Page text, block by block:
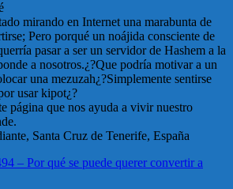
mirando en Internet una marabunta de
Pero porqué un noájida consciente de
pasar a ser un servidor de Hashem a la
a nosotros.¿?Que podría motivar a un
una mezuzah¿?Simplemente sentirse
usar kipot¿?
página que nos ayuda a vivir nuestro
Santa Cruz de Tenerife, España
– Por qué se puede querer convertir a